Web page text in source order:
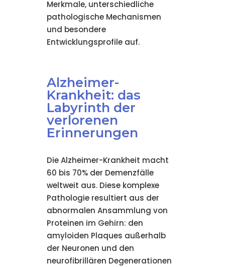
Merkmale, unterschiedliche
pathologische Mechanismen
und besondere
Entwicklungsprofile auf.
Alzheimer-
Krankheit: das
Labyrinth der
verlorenen
Erinnerungen
Die Alzheimer-Krankheit macht
60 bis 70% der Demenzfälle
weltweit aus. Diese komplexe
Pathologie resultiert aus der
abnormalen Ansammlung von
Proteinen im Gehirn: den
amyloiden Plaques außerhalb
der Neuronen und den
neurofibrillären Degenerationen